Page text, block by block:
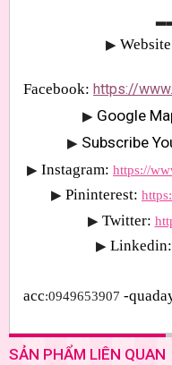
▶
Facebook: https://
▶ Google
▶ Subscribe
▶ Instagram: https://
▶ Pininterest:
▶ Twitter:
▶ Linkedin:
acc:0949653907 -
SẢN PHẨM LIÊN QUAN